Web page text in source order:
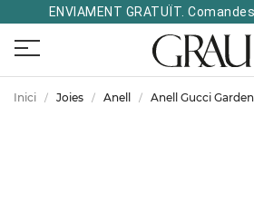
ENVIAMENT GRATUÏT.
Inici Joies Anell Anell Gucci